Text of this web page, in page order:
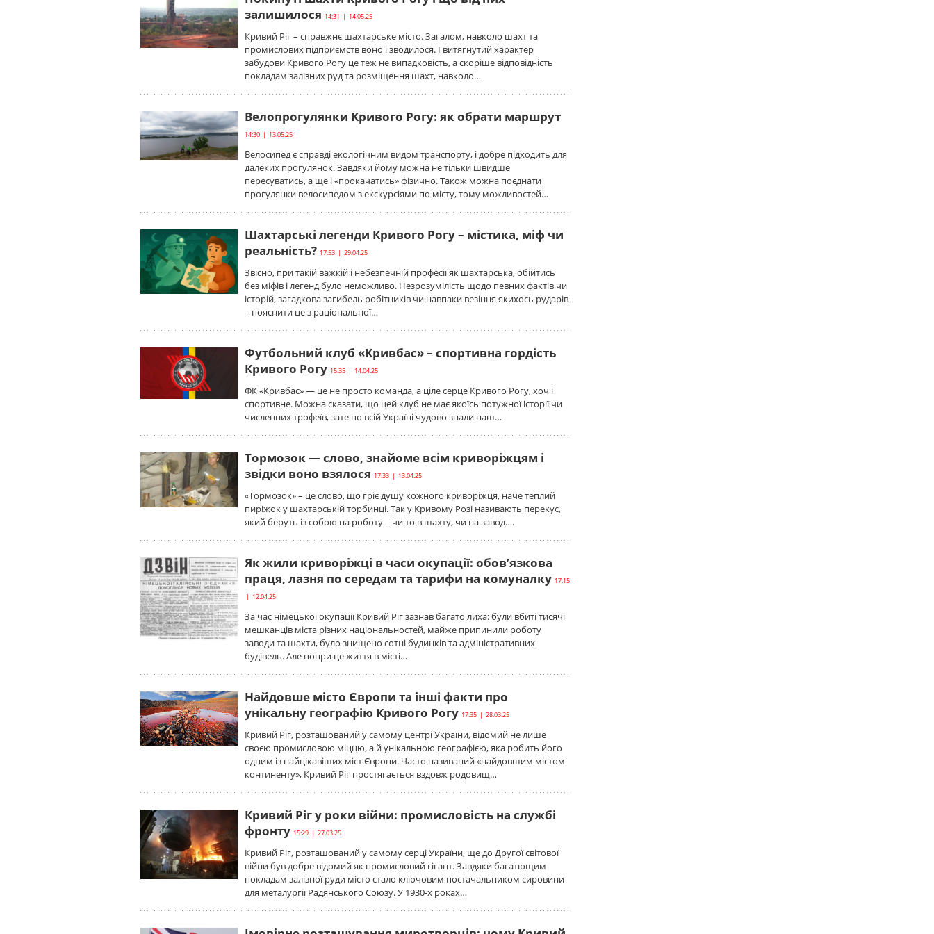
залишилося 14:31 | 14.05.25
Кривий Ріг – справжнє шахтарське місто. Загалом, навколо шахт та
промислових підприємств воно і зводилося. І витягнутий характер
забудови Кривого Рогу це теж не випадковість, а скоріше відповідність
покладам залізних руд та розміщення шахт, навколо…
Велопрогулянки Кривого Рогу: як обрати маршрут
14:30 | 13.05.25
Велосипед є справді екологічним видом транспорту, і добре підходить для
далеких прогулянок. Завдяки йому можна не тільки швидше
пересуватись, а ще і «прокачатись» фізично. Також можна поєднати
прогулянки велосипедом з екскурсіями по місту, тому можливостей…
Шахтарські легенди Кривого Рогу – містика, міф чи
реальність? 17:53 | 29.04.25
Звісно, при такій важкій і небезпечній професії як шахтарська, обійтись
без міфів і легенд було неможливо. Незрозумілість щодо певних фактів чи
історій, загадкова загибель робітників чи навпаки везіння якихось рударів
– пояснити це з раціональної…
Футбольний клуб «Кривбас» – спортивна гордість
Кривого Рогу 15:35 | 14.04.25
ФК «Кривбас» — це не просто команда, а ціле серце Кривого Рогу, хоч і
спортивне. Можна сказати, що цей клуб не має якоїсь потужної історії чи
численних трофеїв, зате по всій Україні чудово знали наш…
Тормозок — слово, знайоме всім криворіжцям і
звідки воно взялося 17:33 | 13.04.25
«Тормозок» – це слово, що гріє душу кожного криворіжця, наче теплий
пиріжок у шахтарській торбинці. Так у Кривому Розі називають перекус,
який беруть із собою на роботу – чи то в шахту, чи на завод….
Як жили криворіжці в часи окупації: обов’язкова
праця, лазня по середам та тарифи на комуналку 17:15
| 12.04.25
За час німецької окупації Кривий Ріг зазнав багато лиха: були вбиті тисячі
мешканців міста різних національностей, майже припинили роботу
заводи та шахти, було знищено сотні будинків та адміністративних
будівель. Але попри це життя в місті…
Найдовше місто Європи та інші факти про
унікальну географію Кривого Рогу 17:35 | 28.03.25
Кривий Ріг, розташований у самому центрі України, відомий не лише
своєю промисловою міццю, а й унікальною географією, яка робить його
одним із найцікавіших міст Європи. Часто називаний «найдовшим містом
континенту», Кривий Ріг простягається вздовж родовищ…
Кривий Ріг у роки війни: промисловість на службі
фронту 15:29 | 27.03.25
Кривий Ріг, розташований у самому серці України, ще до Другої світової
війни був добре відомий як промисловий гігант. Завдяки багатющим
покладам залізної руди місто стало ключовим постачальником сировини
для металургії Радянського Союзу. У 1930-х роках…